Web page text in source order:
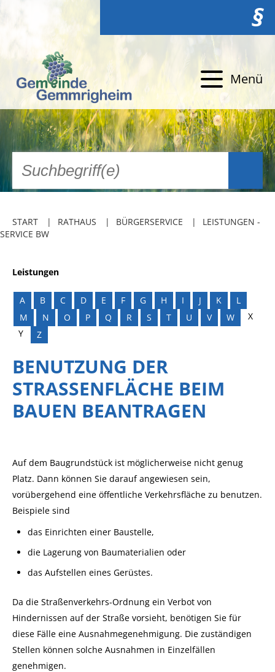
§
Menü
START RATHAUS BÜRGERSERVICE
LEISTUNGEN -
SERVICE BW
Leistungen
A B C D E F G H I J K
L
M
N O P Q R S T U V W
X
Y
Z
BENUTZUNG DER
STRASSENFLÄCHE BEIM B
AUEN BEANTRAGEN
Auf dem Baugrundstück ist möglicherweise nicht genug
Platz. Dann können Sie darauf angewiesen sein,
vorübergehend eine öffentliche Verkehrsfläche zu benutzen.
Beispiele sind
das Einrichten einer Baustelle,
die Lagerung von Baumaterialien oder
das Aufstellen eines Gerüstes.
Da die Straßenverkehrs-Ordnung ein Verbot von
Hindernissen auf der Straße vorsieht, benötigen Sie für
diese Fälle eine Ausnahmegenehmigung. Die zuständigen
Stellen können solche Ausnahmen in Einzelfällen
genehmigen.